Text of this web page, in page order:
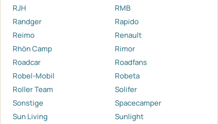
RJH
RMB
Randger
Rapido
Reimo
Renault
Rhön Camp
Rimor
Roadcar
Roadfans
Robel-Mobil
Robeta
Roller Team
Solifer
Sonstige
Spacecamper
Sun Living
Sunlight